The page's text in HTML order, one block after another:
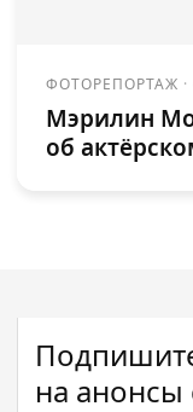
ФОТОРЕПОРТАЖ ·
Мэрилин
об
на анонсы